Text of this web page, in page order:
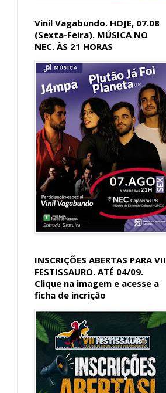
Vinil Vagabundo. HOJE, 07.08
(Sexta-Feira). MÚSICA NO
NEC. ÀS 21 HORAS
INSCRIÇÕES ABERTAS PARA VII
FESTISSAURO. ATÉ 04/09.
Clique na imagem e acesse a
ficha de incrição